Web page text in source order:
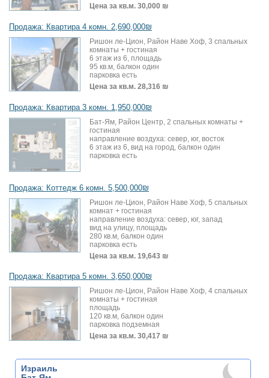
Цена за кв.м. 30,000 ₪
Продажа: Квартира 4 комн. 2,690,000₪
Ришон ле-Цион, Район Наве Хоф, 3 спальных
комнаты + гостиная
6 этаж из 6, площадь
95 кв.м, балкон один
парковка есть
Цена за кв.м. 28,316 ₪
Продажа: Квартира 3 комн. 1,950,000₪
Бат-Ям, Район Центр, 2 спальных комнаты +
гостиная
направление воздуха: север, юг, восток
6 этаж из 6, вид на город, балкон один
парковка есть
Продажа: Коттедж 6 комн. 5,500,000₪
Ришон ле-Цион, Район Наве Хоф, 5 спальных
комнат + гостиная
направление воздуха: север, юг, запад
вид на улицу, площадь
280 кв.м, балкон один
парковка есть
Цена за кв.м. 19,643 ₪
Продажа: Квартира 5 комн. 3,650,000₪
Ришон ле-Цион, Район Наве Хоф, 4 спальных
комнаты + гостиная
площадь
120 кв.м, балкон один
парковка подземная
Цена за кв.м. 30,417 ₪
Израиль